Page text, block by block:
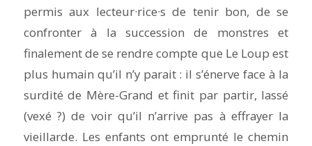
permis aux lecteur·rice·s de tenir bon, de se
confronter à la succession de monstres et
finalement de se rendre compte que Le Loup est
plus humain qu’il n’y parait : il s’énerve face à la
surdité de Mère-Grand et finit par partir, lassé
(vexé ?) de voir qu’il n’arrive pas à effrayer la
vieillarde. Les enfants ont emprunté le chemin